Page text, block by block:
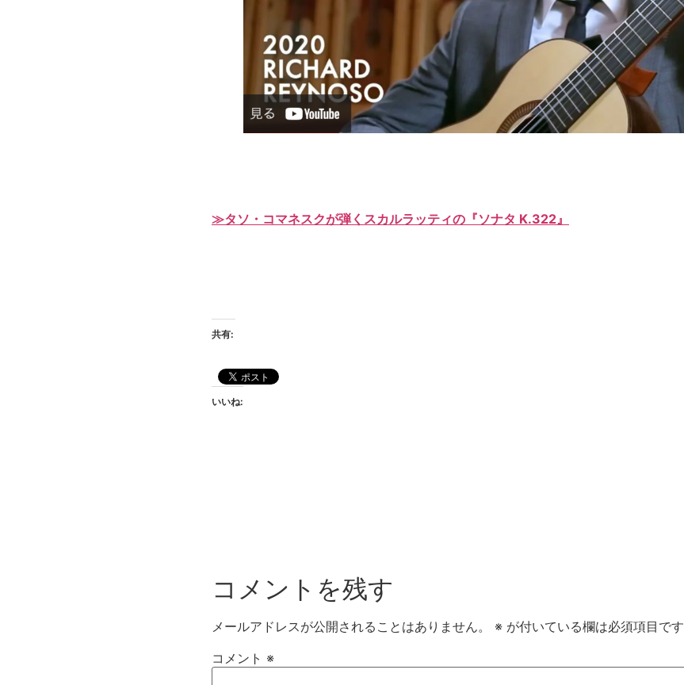
≫タソ・コマネスクが弾くスカルラッティの『ソナタ K.322』
共有:
いいね:
コメントを残す
メールアドレスが公開されることはありません。 ※ が付いている欄は必須項目です
コメント ※